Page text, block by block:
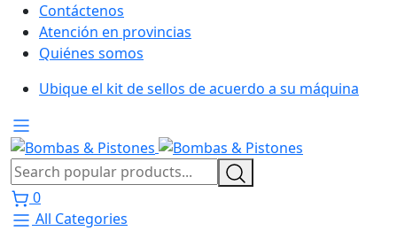
Contáctenos
Atención en provincias
Quiénes somos
Ubique el kit de sellos de acuerdo a su máquina
0
All Categories